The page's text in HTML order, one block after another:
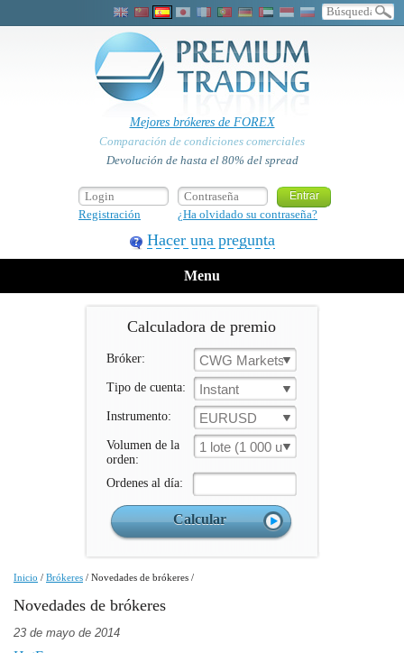
Mejores brókeres de FOREX
Comparación de condiciones comerciales
Devolución de hasta el 80% del spread
Registración ¿Ha olvidado su contraseña?
Hacer una pregunta
Menu
Calculadora de premio
Bróker: CWG Markets
Tipo de cuenta: Instant
Instrumento: EURUSD
Volumen de la
orden:
1 lote (1 000 un.)
Ordenes al día:
Inicio / Brókeres / Novedades de brókeres /
Novedades de brókeres
23 de mayo de 2014